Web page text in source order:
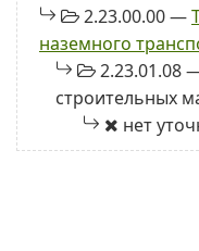
2.23.00.00 —
наземного
2.23.01.08
строительных
нет